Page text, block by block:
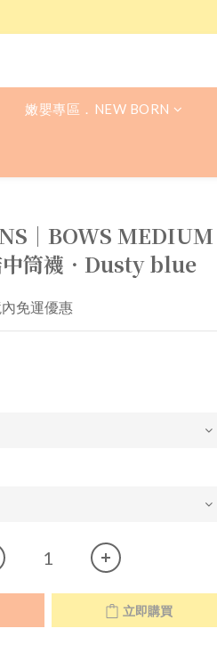
嫩嬰專區．NEW BORN
MEDIUM
中筒襪．Dusty blue
免運優惠
立即購買